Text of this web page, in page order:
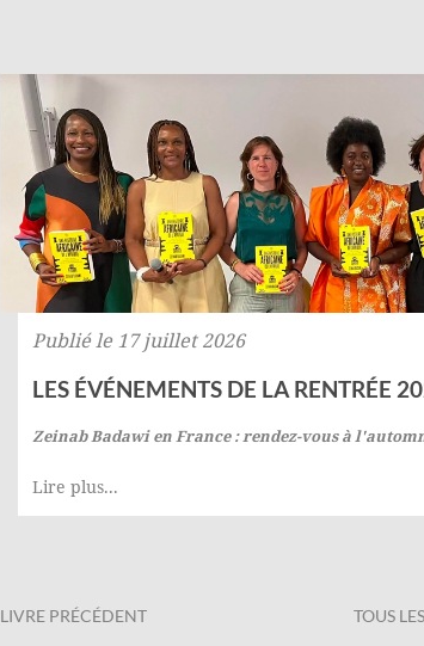
Publié le 17 juillet 2026
LES ÉVÉNEMENTS DE LA RENTRÉE
Zeinab Badawi en France : rendez-vous à
Lire plus...
LIVRE PRÉCÉDENT TOUS